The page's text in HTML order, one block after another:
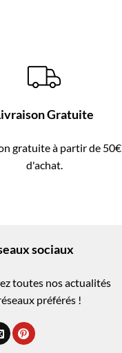
Gratuite
gratuite à partir de 50€
d'achat.
sociaux
toutes nos actualités
préférés !